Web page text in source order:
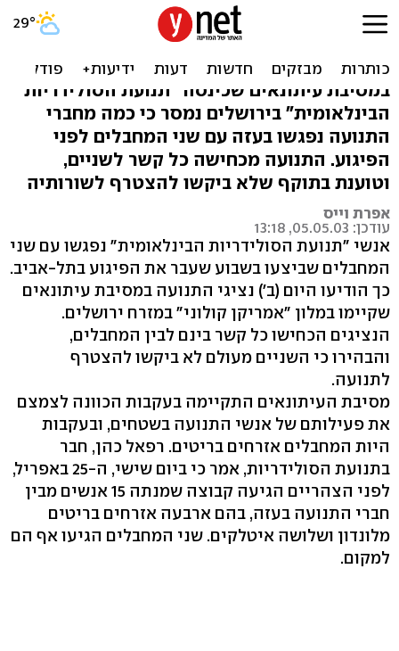
פעילי שלום: נפגשנו עם
מבצעי הפיגוע בת"א
במסיבת עיתונאים שכינסה "תנועת הסולידריות
הבינלאומית" בירושלים נמסר כי כמה מחברי
התנועה נפגשו בעזה עם שני המחבלים לפני
הפיגוע. התנועה מכחישה כל קשר לשניים,
וטוענת בתוקף שלא ביקשו להצטרף לשורותיה
אפרת וייס
עודכן: 05.05.03, 13:18
אנשי "תנועת הסולידריות הבינלאומית" נפגשו עם שני
המחבלים שביצעו בשבוע שעבר את הפיגוע בתל-אביב.
כך הודיעו היום (ב') נציגי התנועה במסיבת עיתונאים
שקיימו במלון "אמריקן קולוני" במזרח ירושלים.
הנציגים הכחישו כל קשר בינם לבין המחבלים,
והבהירו כי השניים מעולם לא ביקשו להצטרף
לתנועה.
מסיבת העיתונאים התקיימה בעקבות הכוונה לצמצם
את פעילותם של אנשי התנועה בשטחים, ובעקבות
היות המחבלים אזרחים בריטים. רפאל כהן, חבר
בתנועת הסולידריות, אמר כי ביום שישי, ה-25 באפריל,
לפני הצהריים הגיעה קבוצה שמנתה 15 אנשים מבין
חברי התנועה בעזה, בהם ארבעה אזרחים בריטים
מלונדון ושלושה איטלקים. שני המחבלים הגיעו אף הם
למקום.